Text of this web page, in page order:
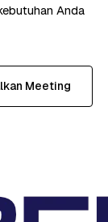
Anda
Meeting